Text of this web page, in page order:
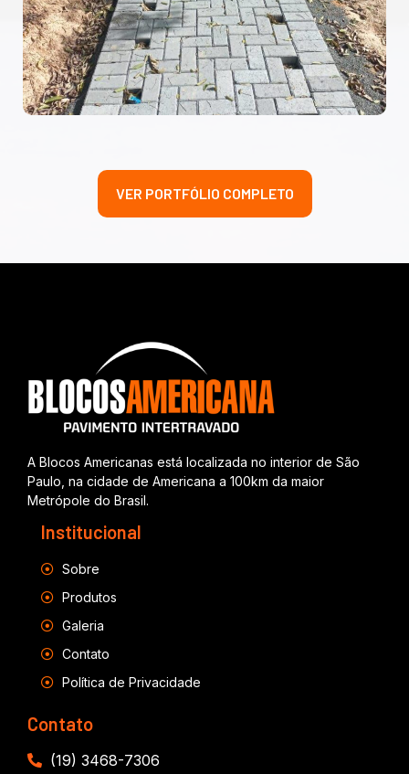
VER PORTFÓLIO COMPLETO
A Blocos Americanas está localizada no interior de São
Paulo, na cidade de Americana a 100km da maior
Metrópole do Brasil.
Institucional
Sobre
Produtos
Galeria
Contato
Política de Privacidade
Contato
(19) 3468-7306